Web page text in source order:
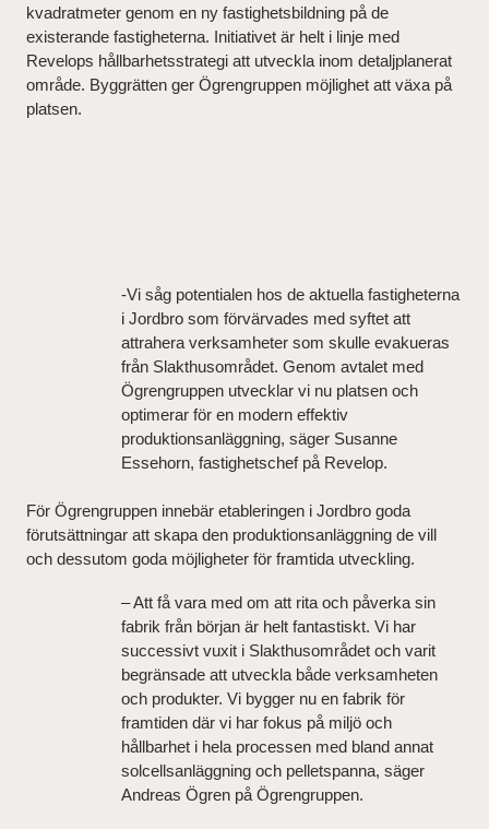
kvadratmeter genom en ny fastighetsbildning på de
existerande fastigheterna. Initiativet är helt i linje med
Revelops hållbarhetsstrategi att utveckla inom detaljplanerat
område. Byggrätten ger Ögrengruppen möjlighet att växa på
platsen.
-Vi såg potentialen hos de aktuella fastigheterna
i Jordbro som förvärvades med syftet att
attrahera verksamheter som skulle evakueras
från Slakthusområdet. Genom avtalet med
Ögrengruppen utvecklar vi nu platsen och
optimerar för en modern effektiv
produktionsanläggning, säger Susanne
Essehorn, fastighetschef på Revelop.
För Ögrengruppen innebär etableringen i Jordbro goda
förutsättningar att skapa den produktionsanläggning de vill
och dessutom goda möjligheter för framtida utveckling.
– Att få vara med om att rita och påverka sin
fabrik från början är helt fantastiskt. Vi har
successivt vuxit i Slakthusområdet och varit
begränsade att utveckla både verksamheten
och produkter. Vi bygger nu en fabrik för
framtiden där vi har fokus på miljö och
hållbarhet i hela processen med bland annat
solcellsanläggning och pelletspanna, säger
Andreas Ögren på Ögrengruppen.